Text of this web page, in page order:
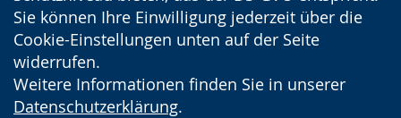
Sie können Ihre Einwilligung jederzeit über die
Cookie-Einstellungen unten auf der Seite
widerrufen.
Weitere Informationen finden Sie in unserer
Datenschutzerklärung.